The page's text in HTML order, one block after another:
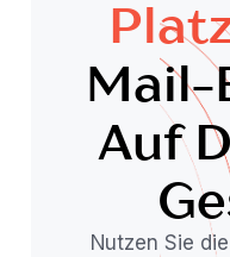
Mail-
Auf
Nutzen Sie